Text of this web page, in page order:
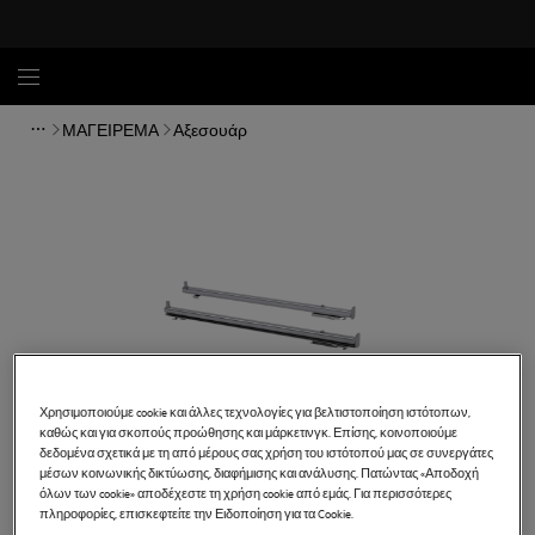
ΜΑΓΕΙΡΕΜΑ Αξεσουάρ
TR3LV
Χρησιμοποιούμε cookie και άλλες τεχνολογίες για βελτιστοποίηση ιστότοπων,
καθώς και για σκοπούς προώθησης και μάρκετινγκ. Επίσης, κοινοποιούμε
δεδομένα σχετικά με τη από μέρους σας χρήση του ιστότοπού μας σε συνεργάτες
μέσων κοινωνικής δικτύωσης, διαφήμισης και ανάλυσης. Πατώντας «Αποδοχή
όλων των cookie» αποδέχεστε τη χρήση cookie από εμάς. Για περισσότερες
πληροφορίες, επισκεφτείτε την Ειδοποίηση για τα Cookie.